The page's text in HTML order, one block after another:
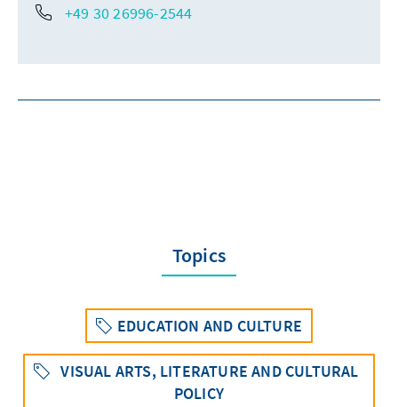
+49 30 26996-2544
Topics
EDUCATION AND CULTURE
VISUAL ARTS, LITERATURE AND CULTURAL
POLICY